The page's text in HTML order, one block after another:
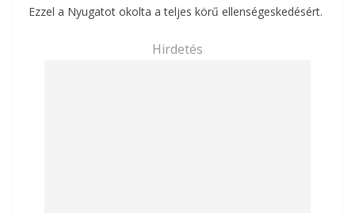
Ezzel a Nyugatot okolta a teljes körű ellenségeskedésért.
Hirdetés